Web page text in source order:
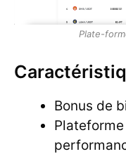
Plate-
Bonus de